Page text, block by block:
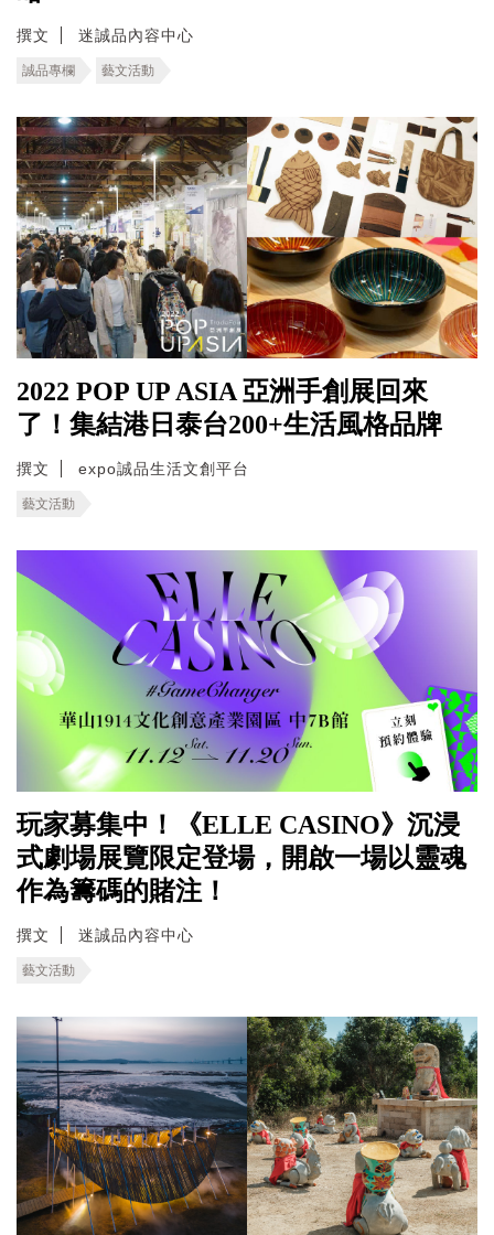
撰文 迷誠品內容中心
誠品專欄 藝文活動
2022 POP UP ASIA 亞洲手創展回來
了！集結港日泰台200+生活風格品牌
撰文 expo誠品生活文創平台
藝文活動
玩家募集中！《ELLE CASINO》沉浸
式劇場展覽限定登場，開啟一場以靈魂
作為籌碼的賭注！
撰文 迷誠品內容中心
藝文活動